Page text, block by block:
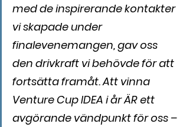
med de inspirerande kontakter
vi skapade under
finalevenemangen, gav oss
den drivkraft vi behövde för att
fortsätta framåt. Att vinna
Venture Cup IDEA i år ÄR ett
avgörande vändpunkt för oss –